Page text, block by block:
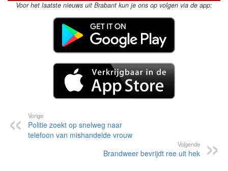
Voor het laatste nieuws uit Brabant kun je ons op volgen via de app:
Vorige
Politie zoekt op snelweg naar
telefoon van mishandelde vrouw
Volgende
Brandweer bevrijdt ree uit hek